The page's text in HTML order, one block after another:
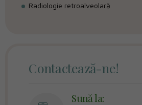
Radiologie retroalveolară
Contactează-ne!
Sună la: